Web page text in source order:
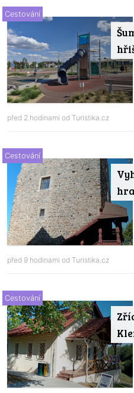
Cestování
před 2 hodinami od Turistika.cz
Cestování
před 9 hodinami od Turistika.cz
Cestování